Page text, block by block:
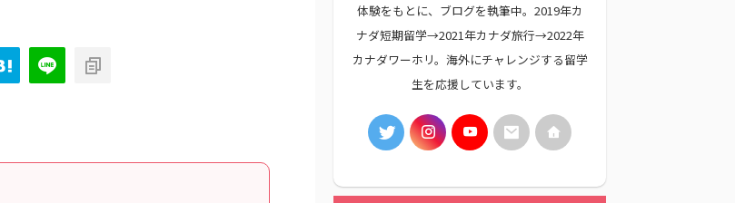
体験をもとに、ブログを執筆中。2019年カ
ナダ短期留学→2021年カナダ旅行→2022年
カナダワーホリ。海外にチャレンジする留学
生を応援しています。